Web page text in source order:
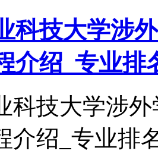
科技大学涉
介绍_专业排
科技大学涉
介绍_专业